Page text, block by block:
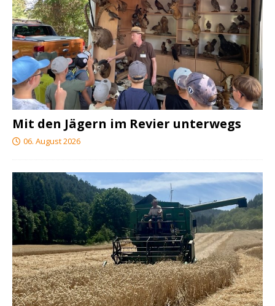
Mit den Jägern im Revier unterwegs
06. August 2026